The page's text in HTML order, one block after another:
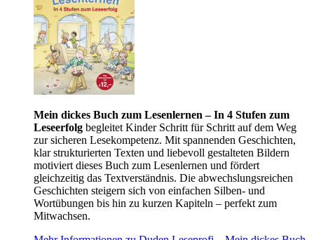
Mein dickes Buch zum Lesenlernen – In 4 Stufen zum
Leseerfolg begleitet Kinder Schritt für Schritt auf dem Weg
zur sicheren Lesekompetenz. Mit spannenden Geschichten,
klar strukturierten Texten und liebevoll gestalteten Bildern
motiviert dieses Buch zum Lesenlernen und fördert
gleichzeitig das Textverständnis. Die abwechslungsreichen
Geschichten steigern sich von einfachen Silben- und
Wortübungen bis hin zu kurzen Kapiteln – perfekt zum
Mitwachsen.